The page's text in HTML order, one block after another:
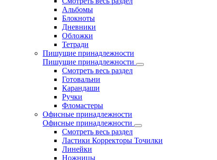
Альбомы
Блокноты
Дневники
Обложки
Тетради
Пишущие принадлежности
Пишущие принадлежности
Смотреть весь раздел
Готовальни
Карандаши
Ручки
Фломастеры
Офисные принадлежности
Офисные принадлежности
Смотреть весь раздел
Ластики Корректоры Точилки
Линейки
Ножницы